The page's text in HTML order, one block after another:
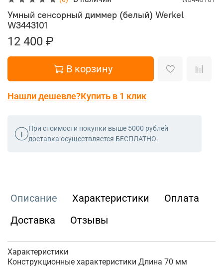
Умный сенсорный диммер (белый) Werkel
W3443101
12 400 ₽
В корзину
Нашли дешевле?Купить в 1 клик
При стоимости покупки выше 5000 рублей
доставка осуществляется БЕСПЛАТНО.
Описание Характеристики
Оплата
Доставка
Отзывы
Характеристики
Конструкционные характеристики Длина 70 мм